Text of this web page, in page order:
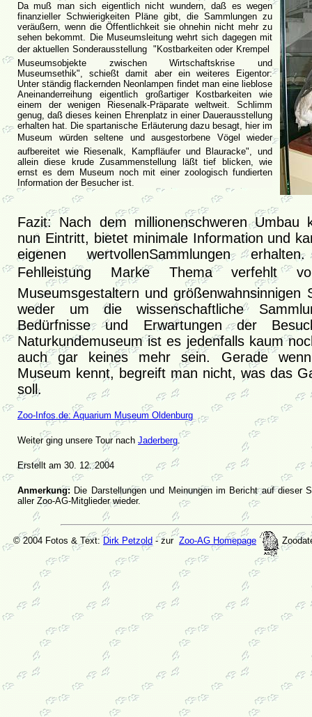
Da muß man sich eigentlich nicht wundern, daß es wegen
finanzieller Schwierigkeiten Pläne gibt, die Sammlungen zu
veräußern, wenn die Öffentlichkeit sie ohnehin nicht mehr zu
sehen bekommt. Die Museumsleitung wehrt sich dagegen mit
der aktuellen Sonderausstellung "Kostbarkeiten oder Krempel 
Museumsobjekte zwischen Wirtschaftskrise und
Museumsethik", schießt damit aber ein weiteres Eigentor:
Unter ständig flackernden Neonlampen findet man eine lieblose
Aneinanderreihung eigentlich großartiger Kostbarkeiten wie
einem der wenigen Riesenalk-Präparate weltweit. Schlimm
genug, daß dieses keinen Ehrenplatz in einer Dauerausstellung
erhalten hat. Die spartanische Erläuterung dazu besagt, hier im
Museum würden seltene und ausgestorbene Vögel wieder
aufbereitet wie Riesenalk, Kampfläufer und Blauracke", und
allein diese krude Zusammenstellung läßt tief blicken, wie
ernst es dem Museum noch mit einer zoologisch fundierten
Information der Besucher ist.
Fazit: Nach dem millionenschweren Umbau
nun Eintritt, bietet minimale Information und
eigenen wertvollenSammlungen
Fehlleistung Marke Thema verfehlt
Museumsgestaltern und größenwahnsinnigen
weder um die wissenschaftliche
Bedürfnisse und Erwartungen der
Naturkundemuseum ist es jedenfalls kaum
auch gar keines mehr sein. Gerade
Museum kennt, begreift man nicht, was das
soll.
Zoo-Infos.de: Aquarium Museum Oldenburg
Weiter ging unsere Tour nach Jaderberg.
Erstellt am 30. 12. 2004
Anmerkung: Die Darstellungen und Meinungen im Bericht auf dieser
aller Zoo-AG-Mitglieder wieder.
© 2004 Fotos & Text: Dirk Petzold - zur Zoo-AG Homepage